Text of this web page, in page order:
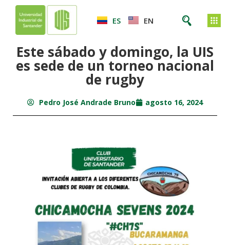
ES EN
Este sábado y domingo, la UIS
es sede de un torneo nacional
de rugby
Pedro José Andrade Bruno agosto 16, 2024